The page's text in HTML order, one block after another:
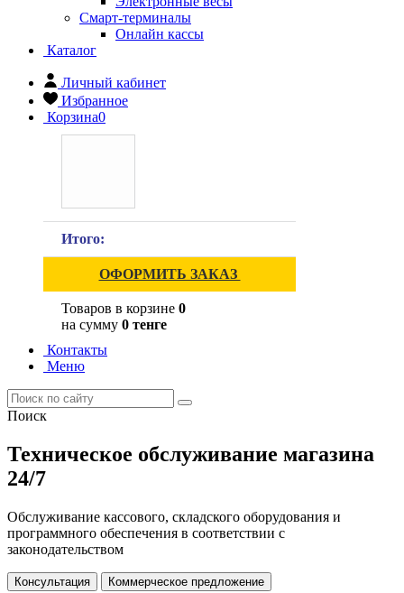
Смарт-терминалы
Онлайн кассы
Каталог
Личный кабинет
Избранное
Корзина0
Итого:
ОФОРМИТЬ ЗАКАЗ
Товаров в корзине 0
на сумму 0 тенге
Контакты
Меню
Поиск
Техническое обслуживание магазина
24/7
Обслуживание кассового, складского оборудования и
программного обеспечения в соответствии с
законодательством
Консультация Коммерческое предложение